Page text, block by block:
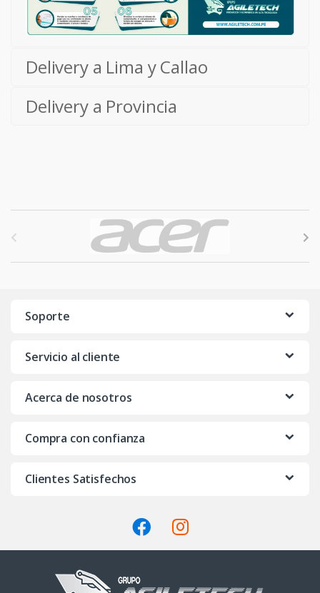
Delivery a Lima y Callao
Delivery a Provincia
Soporte
Servicio al cliente
Acerca de nosotros
Compra con confianza
Clientes Satisfechos